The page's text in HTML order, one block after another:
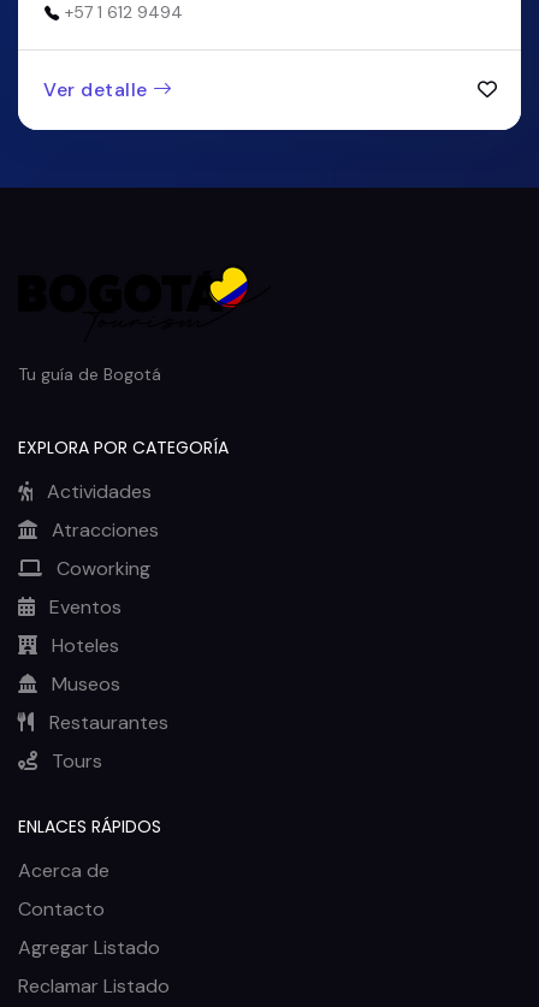
+57 1 612 9494
Ver detalle
Tu guía de Bogotá
EXPLORA POR CATEGORÍA
Actividades
Atracciones
Coworking
Eventos
Hoteles
Museos
Restaurantes
Tours
ENLACES RÁPIDOS
Acerca de
Contacto
Agregar Listado
Reclamar Listado